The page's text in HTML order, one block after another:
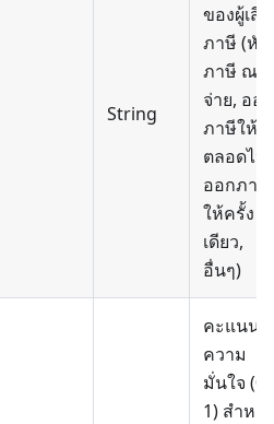
String
ของผู้เสีย
ภาษี (หัก
ภาษี ณ ที่
จ่าย, ออก
ภาษีให้
ตลอดไป,
ออกภาษี
ให้ครั้ง
เดียว,
อื่นๆ)
คะแนน
ความ
มั่นใจ (0-
1) สำหรั